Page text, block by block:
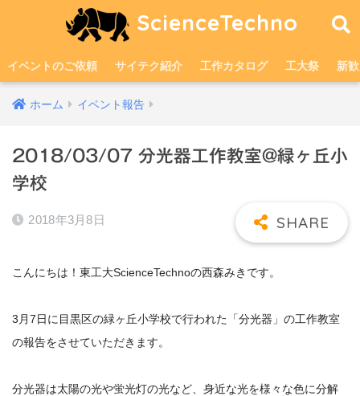
ScienceTechno
イベントのご依頼 サイテク紹介 工作カタログ 工大祭 新歓
ホーム イベント報告
2018/03/07 分光器工作教室@緑ヶ丘小
学校
2018年3月8日
こんにちは！東工大ScienceTechnoの西森みきです。
3月7日に目黒区の緑ヶ丘小学校で行われた「分光器」の工作教室
の報告をさせていただきます。
分光器は太陽の光や蛍光灯の光など、身近な光を様々な色に分解